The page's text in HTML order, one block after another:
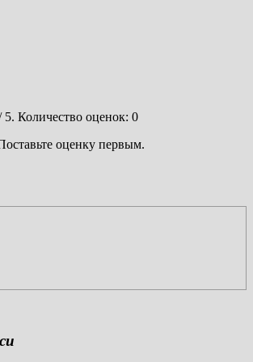
5. Количество оценок: 0
оценку первым.